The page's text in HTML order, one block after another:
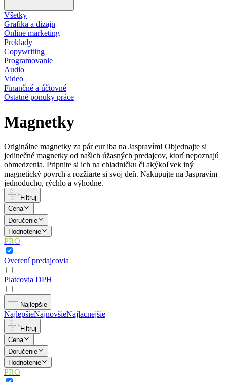
Všetky
Grafika a dizajn
Online marketing
Preklady
Copywriting
Programovanie
Audio
Video
Finančné a účtovné
Ostatné ponuky práce
Magnetky
Originálne magnetky za pár eur iba na Jaspravím! Objednajte si
jedinečné magnetky od našich úžasných predajcov, ktorí nepoznajú
obmedzenia. Pripnite si ich na chladničku či akýkoľvek iný
magnetický povrch a rozžiarte si svoj deň. Nakupujte na Jaspravím
jednoducho, rýchlo a výhodne.
Filtruj
Cena
Doručenie
Hodnotenie
PRO
Overení predajcovia
Platcovia DPH
Najlepšie
NajlepšieNajnovšieNajlacnejšie
Filtruj
Cena
Doručenie
Hodnotenie
PRO